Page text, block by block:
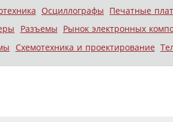
Осциллографы Печатные
Разъемы Рынок электронных
Схемотехника и проектирование